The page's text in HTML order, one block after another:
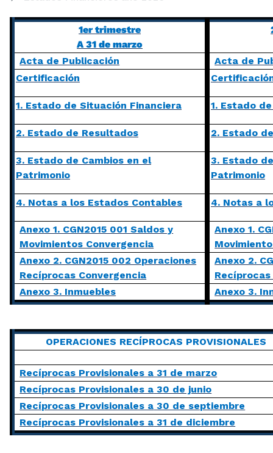
1er trimestre
A 31 de marzo
Acta de Publicación
Acta de
Certificación
1. Estado de Situación Financiera 1. Estado
2. Estado de Resultados 2. Estado
3. Estado de Cambios en el
Patrimonio
3. Estado
Patrimonio
4. Notas a los Estados Contables 4. Notas a
Anexo 1. CGN2015 001 Saldos y
Movimientos Convergencia
Anexo 1.
Anexo 2. CGN2015 002 Operaciones
Recíprocas Convergencia
Anexo 2.
Anexo 3. Inmuebles
Anexo 3.
OPERACIONES RECÍPROCAS PROVISIONALES
Recíprocas Provisionales a 31 de marzo
Recíprocas Provisionales a 30 de junio
Recíprocas Provisionales a 30 de septiembre
Recíprocas Provisionales a 31 de diciembre